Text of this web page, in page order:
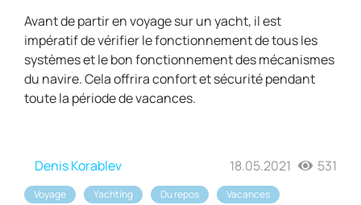
Avant de partir en voyage sur un yacht, il est
impératif de vérifier le fonctionnement de tous les
systèmes et le bon fonctionnement des mécanismes
du navire. Cela offrira confort et sécurité pendant
toute la période de vacances.
Denis Korablev 18.05.2021 531
Voyage Yachting Du repos
Vacances